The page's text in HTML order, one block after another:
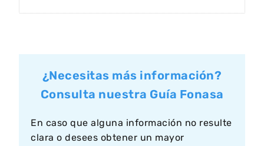
¿Necesitas más información?
Consulta nuestra Guía Fonasa
En caso que alguna información no resulte
clara o desees obtener un mayor